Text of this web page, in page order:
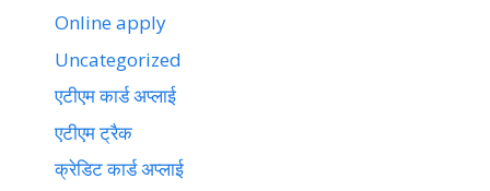
Online apply
Uncategorized
एटीएम कार्ड अप्लाई
एटीएम ट्रैक
क्रेडिट कार्ड अप्लाई